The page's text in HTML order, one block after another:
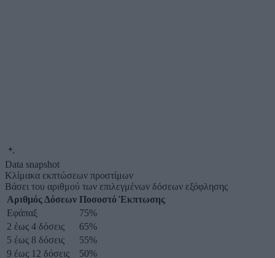
Data snapshot
Κλίμακα εκπτώσεων προστίμων
Βάσει του αριθμού των επιλεγμένων δόσεων εξόφλησης
Αριθμός Δόσεων Ποσοστό Έκπτωσης
Εφάπαξ
75%
2 έως 4 δόσεις
65%
5 έως 8 δόσεις
55%
9 έως 12 δόσεις
50%